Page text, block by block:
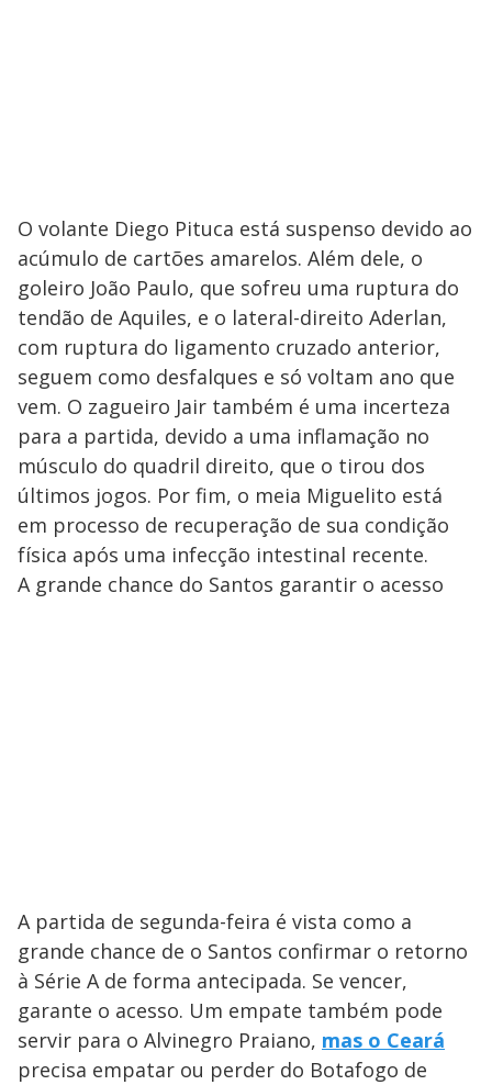
O volante Diego Pituca está suspenso devido ao
acúmulo de cartões amarelos. Além dele, o
goleiro João Paulo, que sofreu uma ruptura do
tendão de Aquiles, e o lateral-direito Aderlan,
com ruptura do ligamento cruzado anterior,
seguem como desfalques e só voltam ano que
vem. O zagueiro Jair também é uma incerteza
para a partida, devido a uma inflamação no
músculo do quadril direito, que o tirou dos
últimos jogos. Por fim, o meia Miguelito está
em processo de recuperação de sua condição
física após uma infecção intestinal recente.
A grande chance do Santos garantir o acesso
A partida de segunda-feira é vista como a
grande chance de o Santos confirmar o retorno
à Série A de forma antecipada. Se vencer,
garante o acesso. Um empate também pode
servir para o Alvinegro Praiano, mas o Ceará
precisa empatar ou perder do Botafogo de